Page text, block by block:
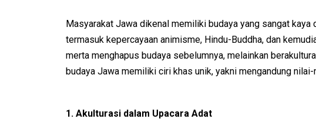
Masyarakat Jawa dikenal memiliki budaya yang sangat
termasuk kepercayaan animisme, Hindu-Buddha, dan
merta menghapus budaya sebelumnya, melainkan
budaya Jawa memiliki ciri khas unik, yakni mengandung
1. Akulturasi dalam Upacara Adat